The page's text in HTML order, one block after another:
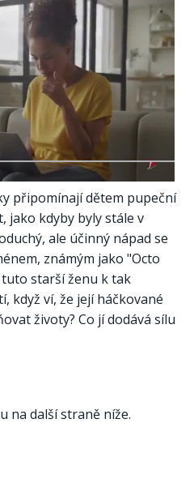
připomínají dětem pupeční
jako kdyby byly stále v
ale účinný nápad se
známým jako "Octo
starší ženu k tak
když ví, že její háčkované
životy? Co jí dodává sílu
na další straně níže.